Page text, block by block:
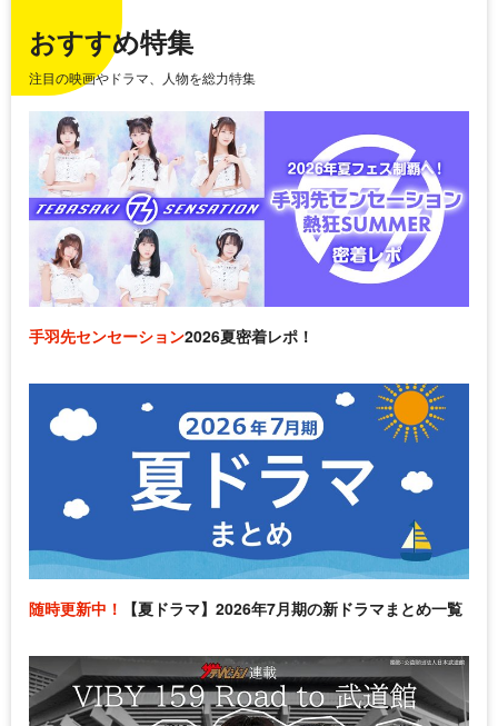
おすすめ特集
注目の映画やドラマ、人物を総力特集
手羽先センセーション2026夏密着レポ！
随時更新中！ 【夏ドラマ】2026年7月期の新ドラマまとめ一覧